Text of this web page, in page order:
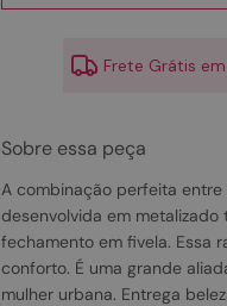
Frete Grátis
Sobre essa peça
A combinação perfeita
desenvolvida em
fechamento em fivela. Essa
conforto. É uma grande
mulher urbana. Entrega